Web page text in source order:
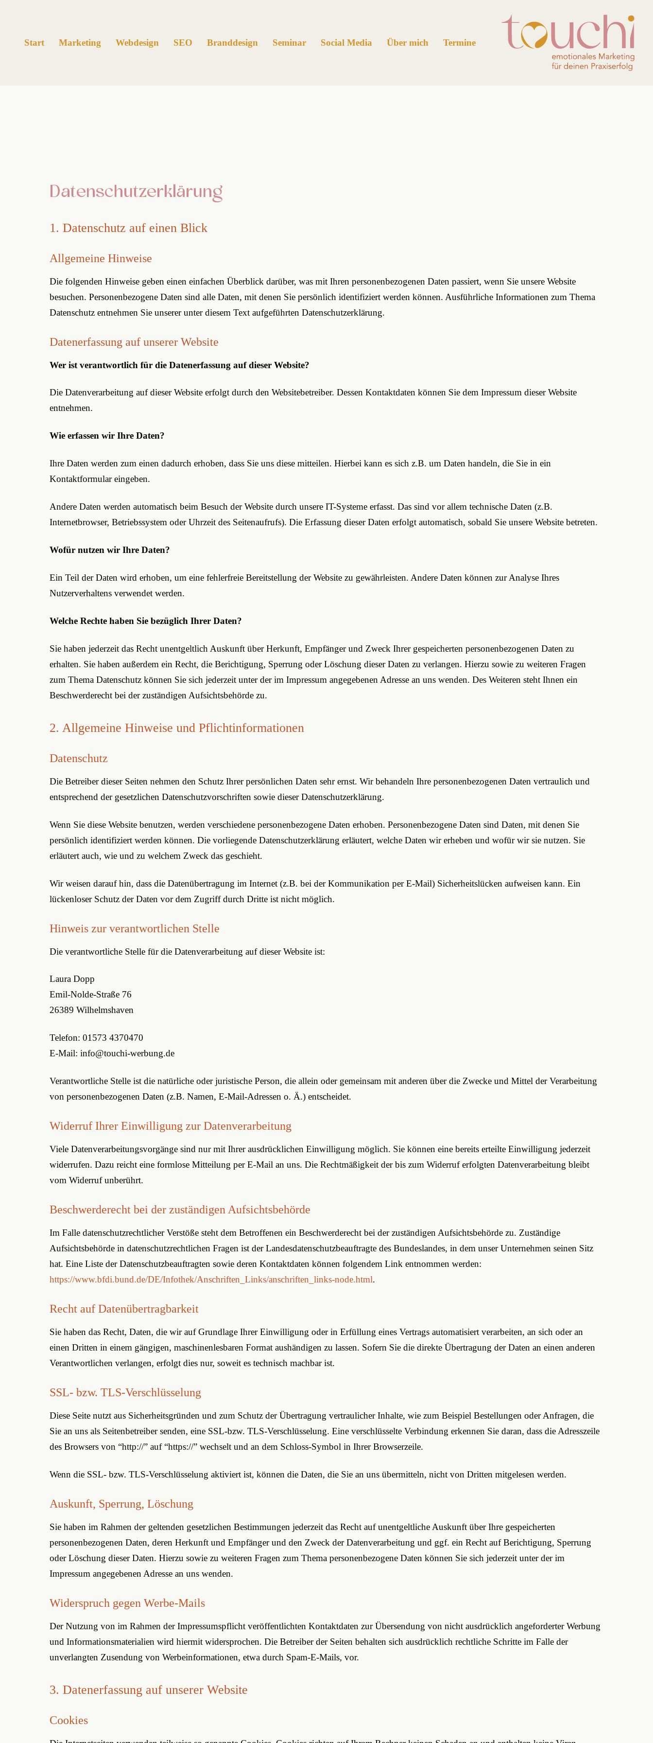
Navigation
Start Marketing Webdesign SEO Branddesign Seminar Social Media Über mich Termine
Datenschutzerklärung
1. Datenschutz auf einen Blick
Allgemeine Hinweise
Die folgenden Hinweise geben einen einfachen Überblick darüber, was mit Ihren personenbezogenen Daten passiert, wenn Sie unsere Website
besuchen. Personenbezogene Daten sind alle Daten, mit denen Sie persönlich identifiziert werden können. Ausführliche Informationen zum Thema
Datenschutz entnehmen Sie unserer unter diesem Text aufgeführten Datenschutzerklärung.
Datenerfassung auf unserer Website
Wer ist verantwortlich für die Datenerfassung auf dieser Website?
Die Datenverarbeitung auf dieser Website erfolgt durch den Websitebetreiber. Dessen Kontaktdaten können Sie dem Impressum dieser Website
entnehmen.
Wie erfassen wir Ihre Daten?
Ihre Daten werden zum einen dadurch erhoben, dass Sie uns diese mitteilen. Hierbei kann es sich z.B. um Daten handeln, die Sie in ein
Kontaktformular eingeben.
Andere Daten werden automatisch beim Besuch der Website durch unsere IT-Systeme erfasst. Das sind vor allem technische Daten (z.B.
Internetbrowser, Betriebssystem oder Uhrzeit des Seitenaufrufs). Die Erfassung dieser Daten erfolgt automatisch, sobald Sie unsere Website betreten.
Wofür nutzen wir Ihre Daten?
Ein Teil der Daten wird erhoben, um eine fehlerfreie Bereitstellung der Website zu gewährleisten. Andere Daten können zur Analyse Ihres
Nutzerverhaltens verwendet werden.
Welche Rechte haben Sie bezüglich Ihrer Daten?
Sie haben jederzeit das Recht unentgeltlich Auskunft über Herkunft, Empfänger und Zweck Ihrer gespeicherten personenbezogenen Daten zu
erhalten. Sie haben außerdem ein Recht, die Berichtigung, Sperrung oder Löschung dieser Daten zu verlangen. Hierzu sowie zu weiteren Fragen
zum Thema Datenschutz können Sie sich jederzeit unter der im Impressum angegebenen Adresse an uns wenden. Des Weiteren steht Ihnen ein
Beschwerderecht bei der zuständigen Aufsichtsbehörde zu.
2. Allgemeine Hinweise und Pflichtinformationen
Datenschutz
Die Betreiber dieser Seiten nehmen den Schutz Ihrer persönlichen Daten sehr ernst. Wir behandeln Ihre personenbezogenen Daten vertraulich und
entsprechend der gesetzlichen Datenschutzvorschriften sowie dieser Datenschutzerklärung.
Wenn Sie diese Website benutzen, werden verschiedene personenbezogene Daten erhoben. Personenbezogene Daten sind Daten, mit denen Sie
persönlich identifiziert werden können. Die vorliegende Datenschutzerklärung erläutert, welche Daten wir erheben und wofür wir sie nutzen. Sie
erläutert auch, wie und zu welchem Zweck das geschieht.
Wir weisen darauf hin, dass die Datenübertragung im Internet (z.B. bei der Kommunikation per E-Mail) Sicherheitslücken aufweisen kann. Ein
lückenloser Schutz der Daten vor dem Zugriff durch Dritte ist nicht möglich.
Hinweis zur verantwortlichen Stelle
Die verantwortliche Stelle für die Datenverarbeitung auf dieser Website ist:
Laura Dopp
Emil-Nolde-Straße 76
26389 Wilhelmshaven
Telefon: 01573 4370470
E-Mail: info@touchi-werbung.de
Verantwortliche Stelle ist die natürliche oder juristische Person, die allein oder gemeinsam mit anderen über die Zwecke und Mittel der Verarbeitung
von personenbezogenen Daten (z.B. Namen, E-Mail-Adressen o. Ä.) entscheidet.
Widerruf Ihrer Einwilligung zur Datenverarbeitung
Viele Datenverarbeitungsvorgänge sind nur mit Ihrer ausdrücklichen Einwilligung möglich. Sie können eine bereits erteilte Einwilligung jederzeit
widerrufen. Dazu reicht eine formlose Mitteilung per E-Mail an uns. Die Rechtmäßigkeit der bis zum Widerruf erfolgten Datenverarbeitung bleibt
vom Widerruf unberührt.
Beschwerderecht bei der zuständigen Aufsichtsbehörde
Im Falle datenschutzrechtlicher Verstöße steht dem Betroffenen ein Beschwerderecht bei der zuständigen Aufsichtsbehörde zu. Zuständige
Aufsichtsbehörde in datenschutzrechtlichen Fragen ist der Landesdatenschutzbeauftragte des Bundeslandes, in dem unser Unternehmen seinen Sitz
hat. Eine Liste der Datenschutzbeauftragten sowie deren Kontaktdaten können folgendem Link entnommen werden:
https://www.bfdi.bund.de/DE/Infothek/Anschriften_Links/anschriften_links-node.html.
Recht auf Datenübertragbarkeit
Sie haben das Recht, Daten, die wir auf Grundlage Ihrer Einwilligung oder in Erfüllung eines Vertrags automatisiert verarbeiten, an sich oder an
einen Dritten in einem gängigen, maschinenlesbaren Format aushändigen zu lassen. Sofern Sie die direkte Übertragung der Daten an einen anderen
Verantwortlichen verlangen, erfolgt dies nur, soweit es technisch machbar ist.
SSL- bzw. TLS-Verschlüsselung
Diese Seite nutzt aus Sicherheitsgründen und zum Schutz der Übertragung vertraulicher Inhalte, wie zum Beispiel Bestellungen oder Anfragen, die
Sie an uns als Seitenbetreiber senden, eine SSL-bzw. TLS-Verschlüsselung. Eine verschlüsselte Verbindung erkennen Sie daran, dass die Adresszeile
des Browsers von “http://” auf “https://” wechselt und an dem Schloss-Symbol in Ihrer Browserzeile.
Wenn die SSL- bzw. TLS-Verschlüsselung aktiviert ist, können die Daten, die Sie an uns übermitteln, nicht von Dritten mitgelesen werden.
Auskunft, Sperrung, Löschung
Sie haben im Rahmen der geltenden gesetzlichen Bestimmungen jederzeit das Recht auf unentgeltliche Auskunft über Ihre gespeicherten
personenbezogenen Daten, deren Herkunft und Empfänger und den Zweck der Datenverarbeitung und ggf. ein Recht auf Berichtigung, Sperrung
oder Löschung dieser Daten. Hierzu sowie zu weiteren Fragen zum Thema personenbezogene Daten können Sie sich jederzeit unter der im
Impressum angegebenen Adresse an uns wenden.
Widerspruch gegen Werbe-Mails
Der Nutzung von im Rahmen der Impressumspflicht veröffentlichten Kontaktdaten zur Übersendung von nicht ausdrücklich angeforderter Werbung
und Informationsmaterialien wird hiermit widersprochen. Die Betreiber der Seiten behalten sich ausdrücklich rechtliche Schritte im Falle der
unverlangten Zusendung von Werbeinformationen, etwa durch Spam-E-Mails, vor.
3. Datenerfassung auf unserer Website
Cookies